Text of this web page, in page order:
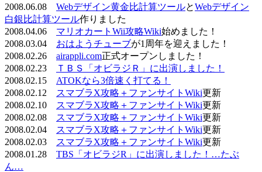
2008.06.08 Webデザイン黄金比計算ツールとWebデザイン
白銀比計算ツール作りました
2008.04.06 マリオカートWii攻略Wiki始めました！
2008.03.04 おはようチューブが1周年を迎えました！
2008.02.26 airappli.com正式オープンしました！
2008.02.23
ＴＢＳ「オビラジＲ」に出演しました！
2008.02.15 ATOKなら3倍速く打てる！
2008.02.12
スマブラX攻略＋ファンサイトWiki更新
2008.02.10
スマブラX攻略＋ファンサイトWiki更新
2008.02.08
スマブラX攻略＋ファンサイトWiki更新
2008.02.04
スマブラX攻略＋ファンサイトWiki更新
2008.02.03
スマブラX攻略＋ファンサイトWiki更新
2008.01.28 TBS「オビラジR」に出演しました！…たぶ
ん…